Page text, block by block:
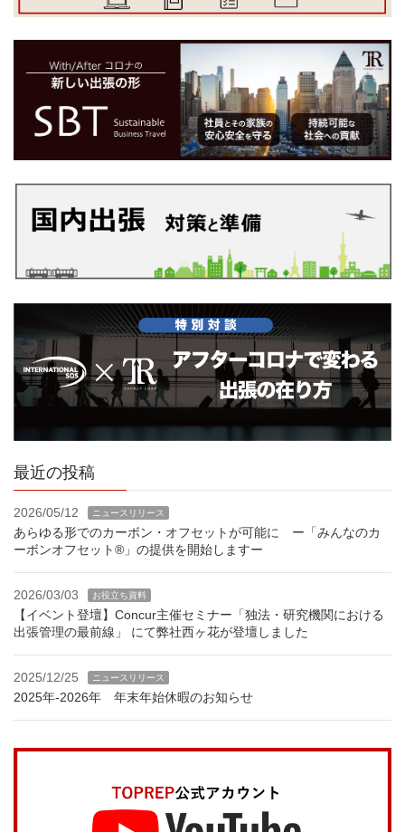
最近の投稿
2026/05/12 ニュースリリース
あらゆる形でのカーボン・オフセットが可能に ー「みんなのカ
ーボンオフセット®」の提供を開始しますー
2026/03/03 お役立ち資料
【イベント登壇】Concur主催セミナー「独法・研究機関における
出張管理の最前線」 にて弊社西ヶ花が登壇しました
2025/12/25 ニュースリリース
2025年-2026年 年末年始休暇のお知らせ